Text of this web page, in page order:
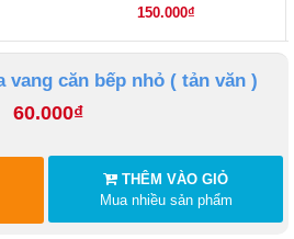
150.000₫
vang căn bếp nhỏ ( tản văn )
60.000₫
THÊM VÀO GIỎ
Mua nhiều sản phẩm